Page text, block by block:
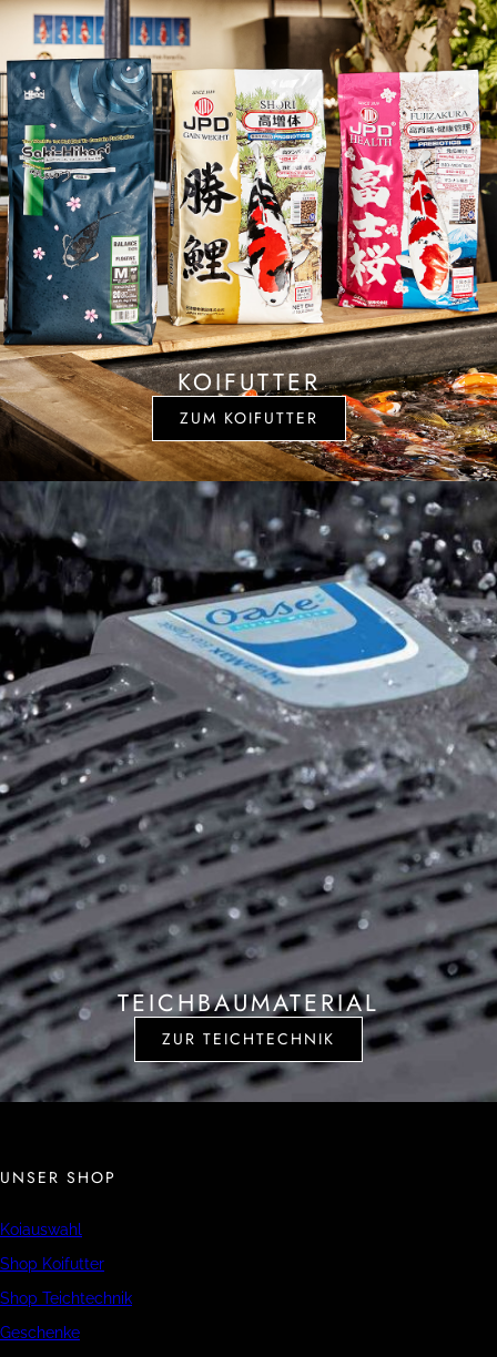
KOIFUTTER
ZUM KOIFUTTER
TEICHBAUMATERIAL
ZUR TEICHTECHNIK
UNSER SHOP
Koiauswahl
Shop Koifutter
Shop Teichtechnik
Geschenke